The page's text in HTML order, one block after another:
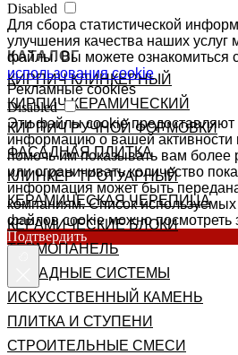
КАТАЛОГ
КИРПИЧ КЛИНКЕРНЫЙ
КИРПИЧ КЕРАМИЧЕСКИЙ
КИРПИЧ РУЧНОЙ ФОРМОВКИ
ФАСАДНАЯ ПЛИТКА
КЛИНКЕР ТРОТУАРНЫЙ
КЕРАМИЧЕСКАЯ ЧЕРЕПИЦА
КЕРАМИЧЕСКИЕ БЛОКИ
ТЕРМОПАНЕЛЬ
ФАСАДНЫЕ СИСТЕМЫ
ИСКУССТВЕННЫЙ КАМЕНЬ
ПЛИТКА И СТУПЕНИ
СТРОИТЕЛЬНЫЕ СМЕСИ
Disabled
Для сбора статистической
улучшения качества наших услуг
файлы. Вы можете ознакомиться
использования cookie
Рекламные cookies
Disabled
Эти файлы cookie
информацию о вашей активности
помочь им показывать вам более
или ограничивать количество
информация может быть
компаниям. Список
файлов cookie можно посмотреть
Подтвердить